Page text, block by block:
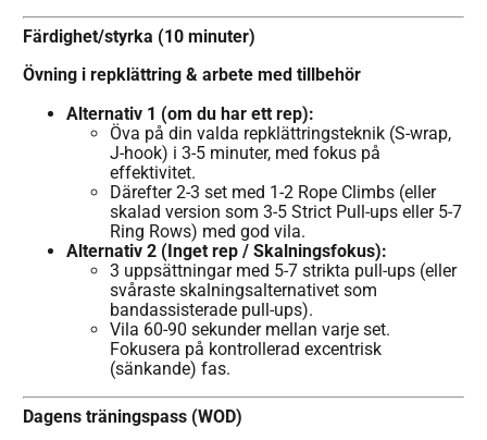
Färdighet/styrka (10 minuter)
Övning i repklättring & arbete med tillbehör
Alternativ 1 (om du har ett rep):
Öva på din valda repklättringsteknik (S-wrap,
J-hook) i 3-5 minuter, med fokus på
effektivitet.
Därefter 2-3 set med 1-2 Rope Climbs (eller
skalad version som 3-5 Strict Pull-ups eller 5-7
Ring Rows) med god vila.
Alternativ 2 (Inget rep / Skalningsfokus):
3 uppsättningar med 5-7 strikta pull-ups (eller
svåraste skalningsalternativet som
bandassisterade pull-ups).
Vila 60-90 sekunder mellan varje set.
Fokusera på kontrollerad excentrisk
(sänkande) fas.
Dagens träningspass (WOD)